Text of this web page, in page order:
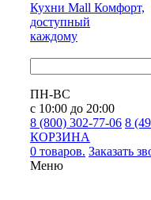
Кухни Mall Комфорт,
доступный
каждому
ПН-ВС
с 10:00 до 20:00
8 (800) 302-77-06 8
КОРЗИНА
0 товаров. Заказать
Меню